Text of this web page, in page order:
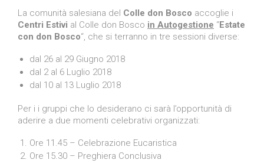
La comunità salesiana del Colle don Bosco accoglie i
Centri Estivi al Colle don Bosco in Autogestione “Estate
con don Bosco“, che si terranno in tre sessioni diverse:
dal 26 al 29 Giugno 2018
dal 2 al 6 Luglio 2018
dal 10 al 13 Luglio 2018
Per i i gruppi che lo desiderano ci sarà l’opportunità di
aderire a due momenti celebrativi organizzati:
Ore 11.45 – Celebrazione Eucaristica
Ore 15.30 – Preghiera Conclusiva